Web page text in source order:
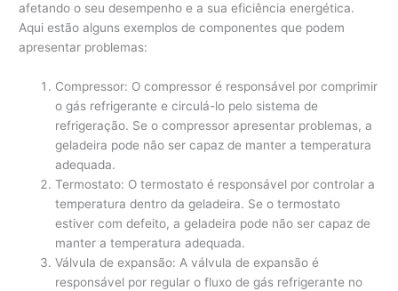
afetando o seu desempenho e a sua eficiência energética.
Aqui estão alguns exemplos de componentes que podem
apresentar problemas:
Compressor: O compressor é responsável por comprimir
o gás refrigerante e circulá-lo pelo sistema de
refrigeração. Se o compressor apresentar problemas, a
geladeira pode não ser capaz de manter a temperatura
adequada.
Termostato: O termostato é responsável por controlar a
temperatura dentro da geladeira. Se o termostato
estiver com defeito, a geladeira pode não ser capaz de
manter a temperatura adequada.
Válvula de expansão: A válvula de expansão é
responsável por regular o fluxo de gás refrigerante no